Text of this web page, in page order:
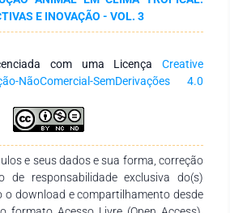
Silagens combinadas de palma
resultam em boas características
aeróbia, menores perdas por
do valor nutritivo. Assim, o uso
forrageira e maniçoba apresenta
de silagens nutricionalmente
e adaptadas às condições do
para maior sustentabilidade dos
E INOVAÇÃO - VOL. 3
com uma Licença Creative
NãoComercial-SemDerivações 4.0
e seus dados e sua forma, correção
de responsabilidade exclusiva do(s)
o download e compartilhamento desde